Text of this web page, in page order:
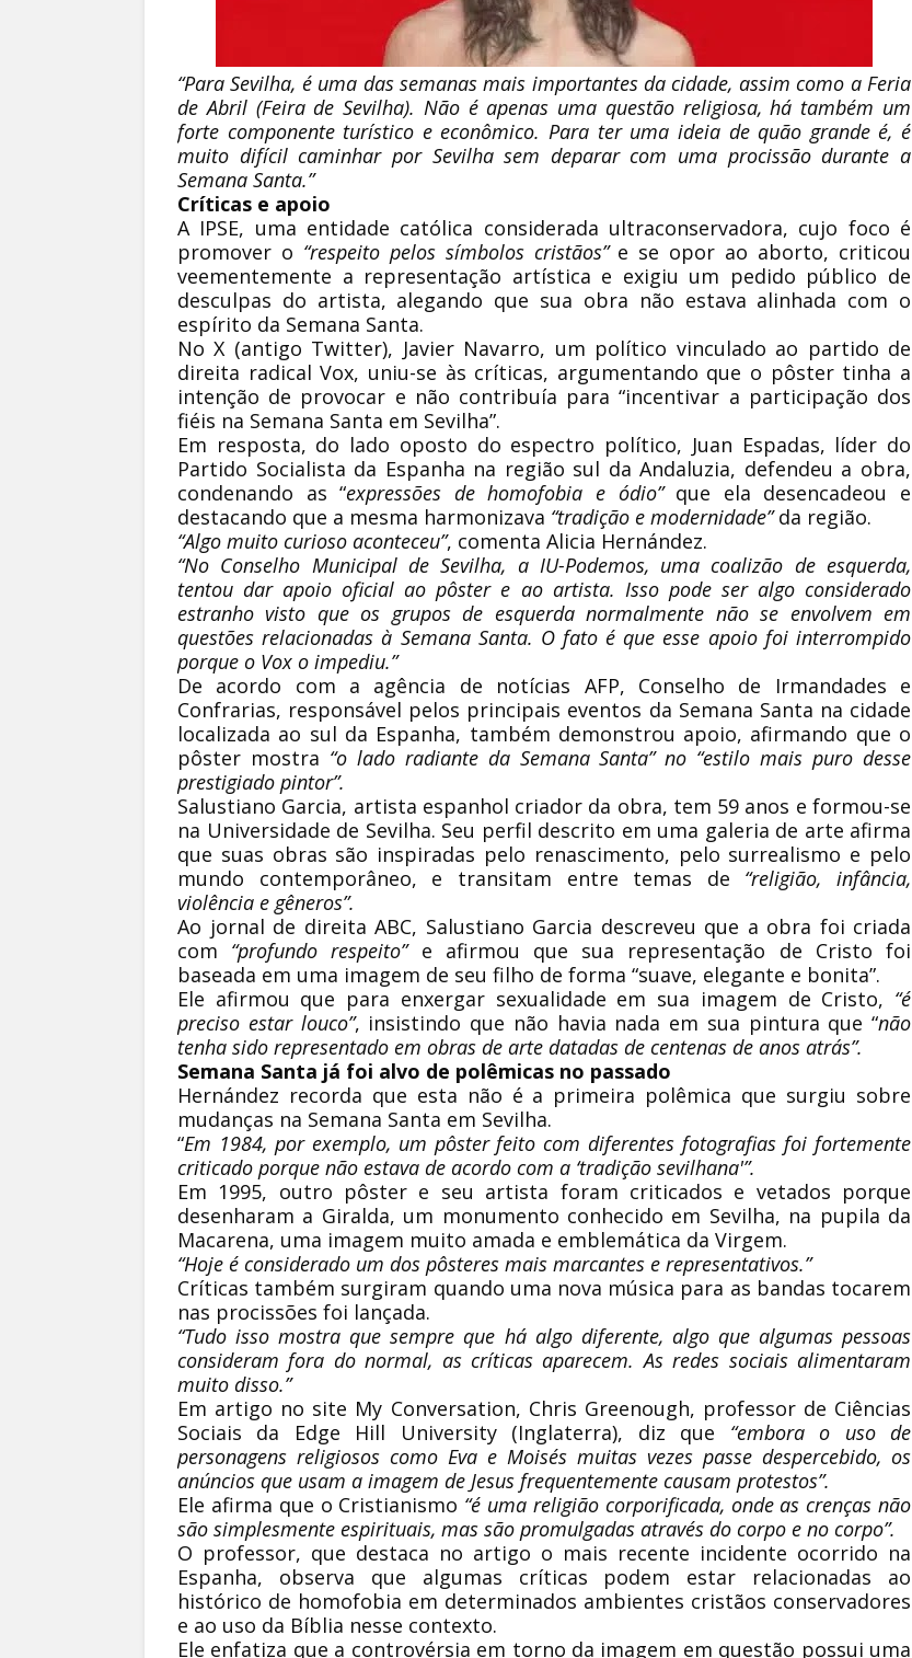
“Para Sevilha, é uma das semanas mais importantes da cidade, assim como a Feria
de Abril (Feira de Sevilha). Não é apenas uma questão religiosa, há também um
forte componente turístico e econômico. Para ter uma ideia de quão grande é, é
muito difícil caminhar por Sevilha sem deparar com uma procissão durante a
Semana Santa.”
Críticas e apoio
A IPSE, uma entidade católica considerada ultraconservadora, cujo foco é
promover o “respeito pelos símbolos cristãos”e se opor ao aborto, criticou
veementemente a representação artística e exigiu um pedido público de
desculpas do artista, alegando que sua obra não estava alinhada com o
espírito da Semana Santa.
No X (antigo Twitter), Javier Navarro, um político vinculado ao partido de
direita radical Vox, uniu-se às críticas, argumentando que o pôster tinha a
intenção de provocar e não contribuía para “incentivar a participação dos
fiéis na Semana Santa em Sevilha”.
Em resposta, do lado oposto do espectro político, Juan Espadas, líder do
Partido Socialista da Espanha na região sul da Andaluzia, defendeu a obra,
condenando as “expressões de homofobia e ódio”que ela desencadeou e
destacando que a mesma harmonizava “tradição e modernidade”da região.
“Algo muito curioso aconteceu”, comenta Alicia Hernández.
“No Conselho Municipal de Sevilha, a IU-Podemos, uma coalizão de esquerda,
tentou dar apoio oficial ao pôster e ao artista. Isso pode ser algo considerado
estranho visto que os grupos de esquerda normalmente não se envolvem em
questões relacionadas à Semana Santa. O fato é que esse apoio foi interrompido
porque o Vox o impediu.”
De acordo com a agência de notícias AFP, Conselho de Irmandades e
Confrarias, responsável pelos principais eventos da Semana Santa na cidade
localizada ao sul da Espanha, também demonstrou apoio, afirmando que o
pôster mostra “o lado radiante da Semana Santa” no “estilo mais puro desse
prestigiado pintor”.
Salustiano Garcia, artista espanhol criador da obra, tem 59 anos e formou-se
na Universidade de Sevilha. Seu perfil descrito em uma galeria de arte afirma
que suas obras são inspiradas pelo renascimento, pelo surrealismo e pelo
mundo contemporâneo, e transitam entre temas de “religião, infância,
violência e gêneros”.
Ao jornal de direita ABC, Salustiano Garcia descreveu que a obra foi criada
com “profundo respeito”e afirmou que sua representação de Cristo foi
baseada em uma imagem de seu filho de forma “suave, elegante e bonita”.
Ele afirmou que para enxergar sexualidade em sua imagem de Cristo, “é
preciso estar louco”, insistindo que não havia nada em sua pintura que “não
tenha sido representado em obras de arte datadas de centenas de anos atrás”.
Semana Santa já foi alvo de polêmicas no passado
Hernández recorda que esta não é a primeira polêmica que surgiu sobre
mudanças na Semana Santa em Sevilha.
“Em 1984, por exemplo, um pôster feito com diferentes fotografias foi fortemente
criticado porque não estava de acordo com a ‘tradição sevilhana'”.
Em 1995, outro pôster e seu artista foram criticados e vetados porque
desenharam a Giralda, um monumento conhecido em Sevilha, na pupila da
Macarena, uma imagem muito amada e emblemática da Virgem.
“Hoje é considerado um dos pôsteres mais marcantes e representativos.”
Críticas também surgiram quando uma nova música para as bandas tocarem
nas procissões foi lançada.
“Tudo isso mostra que sempre que há algo diferente, algo que algumas pessoas
consideram fora do normal, as críticas aparecem. As redes sociais alimentaram
muito disso.”
Em artigo no site My Conversation, Chris Greenough, professor de Ciências
Sociais da Edge Hill University (Inglaterra), diz que “embora o uso de
personagens religiosos como Eva e Moisés muitas vezes passe despercebido, os
anúncios que usam a imagem de Jesus frequentemente causam protestos”.
Ele afirma que o Cristianismo “é uma religião corporificada, onde as crenças não
são simplesmente espirituais, mas são promulgadas através do corpo e no corpo”.
O professor, que destaca no artigo o mais recente incidente ocorrido na
Espanha, observa que algumas críticas podem estar relacionadas ao
histórico de homofobia em determinados ambientes cristãos conservadores
e ao uso da Bíblia nesse contexto.
Ele enfatiza que a controvérsia em torno da imagem em questão possui uma